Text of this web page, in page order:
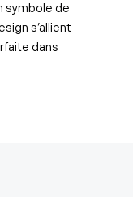
symbole de
s’allient
dans